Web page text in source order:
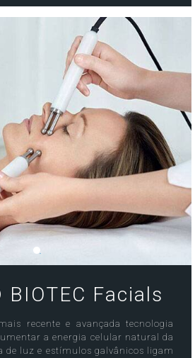
BIOTEC Facials
recente e avançada tecnologia
a energia celular natural da
de luz e estímulos galvânicos ligam